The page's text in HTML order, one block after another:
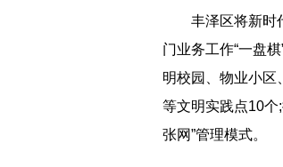
丰泽区将新时
门业务工作“一盘
明校园、物业小区
等文明实践点10个
张网”管理模式。